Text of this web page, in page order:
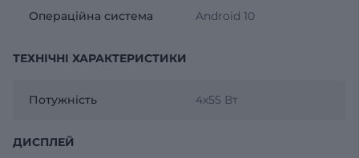
Операційна система Android 10
ТЕХНІЧНІ ХАРАКТЕРИСТИКИ
Потужність 4х55 Вт
ДИСПЛЕЙ